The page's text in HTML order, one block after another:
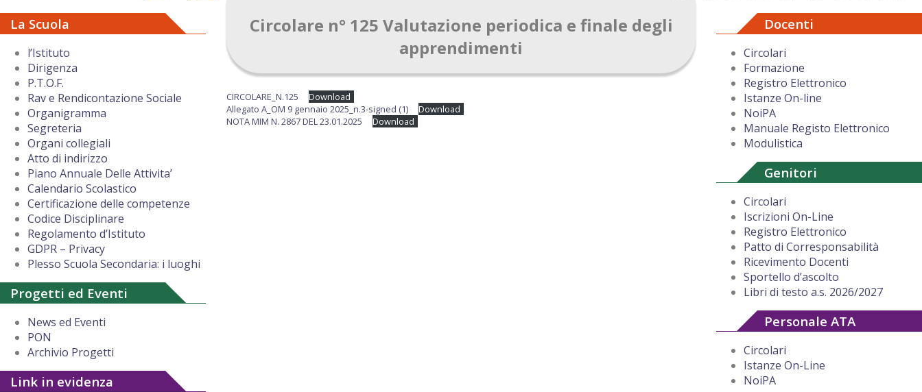
PON “ATTIVA…MENTE” TRA CREATIVITÀ E GIOCO:
QUANDO IMPARARE DIVENTA UN’AVVENTURA
AUGURI DI BUON NATALE DAL DIRIGENTE
La Scuola
l’Istituto
Dirigenza
P.T.O.F.
Rav e Rendicontazione Sociale
Organigramma
Segreteria
Organi collegiali
Atto di indirizzo
Piano Annuale Delle Attivita’
Calendario Scolastico
Certificazione delle competenze
Codice Disciplinare
Regolamento d’Istituto
GDPR – Privacy
Plesso Scuola Secondaria: i luoghi
Progetti ed Eventi
News ed Eventi
PON
Archivio Progetti
Link in evidenza
Circolare n° 125 Valutazione periodica e finale degli
apprendimenti
CIRCOLARE_N.125
Download
Allegato A_OM 9 gennaio 2025_n.3-signed (1)
Download
NOTA MIM N. 2867 DEL 23.01.2025
Download
Docenti
Circolari
Formazione
Registro Elettronico
Istanze On-line
NoiPA
Manuale Registo Elettronico
Modulistica
Genitori
Circolari
Iscrizioni On-Line
Registro Elettronico
Patto di Corresponsabilità
Ricevimento Docenti
Sportello d’ascolto
Libri di testo a.s. 2026/2027
Personale ATA
Circolari
Istanze On-Line
NoiPA